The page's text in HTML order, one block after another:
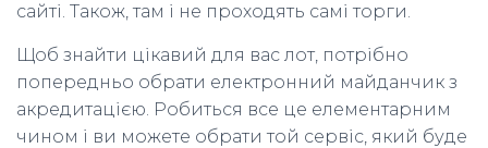
сайті. Також, там і не проходять самі торги.
Щоб знайти цікавий для вас лот, потрібно
попередньо обрати електронний майданчик з
акредитацією. Робиться все це елементарним
чином і ви можете обрати той сервіс, який буде